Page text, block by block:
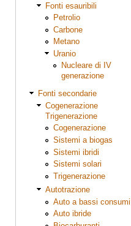
Fonti esauribili
Petrolio
Carbone
Metano
Uranio
Nucleare di IV
generazione
Fonti secondarie
Cogenerazione
Trigenerazione
Cogenerazione
Sistemi a biogas
Sistemi ibridi
Sistemi solari
Trigenerazione
Autotrazione
Auto a bassi consumi
Auto ibride